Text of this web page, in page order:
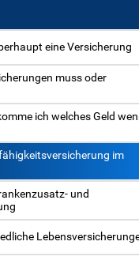
eine Versicherung
muss oder
ich welches Geld
im
und